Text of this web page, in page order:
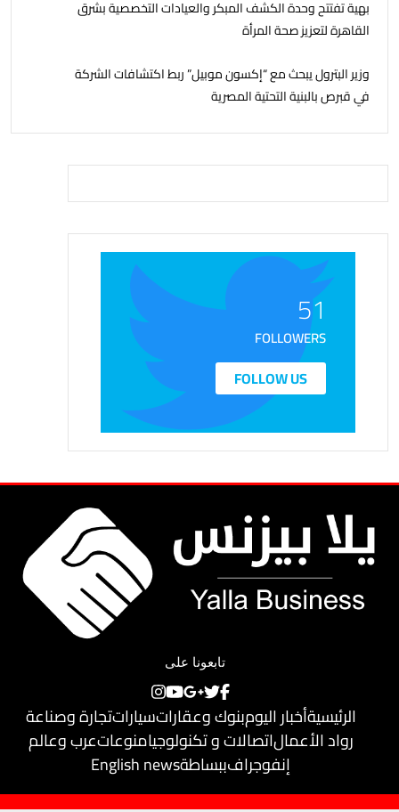
بهية تفتتح وحدة الكشف المبكر والعيادات التخصصية بشرق
القاهرة لتعزيز صحة المرأة
وزير البترول يبحث مع “إكسون موبيل” ربط اكتشافات الشركة
في قبرص بالبنية التحتية المصرية
51
FOLLOWERS
FOLLOW US
تابعونا على
الرئيسيةأخبار اليومبنوك وعقاراتسياراتتجارة وصناعة
رواد الأعمالاتصالات و تكنولوجيامنوعاتعرب وعالم
إنفوجرافببساطةEnglish news